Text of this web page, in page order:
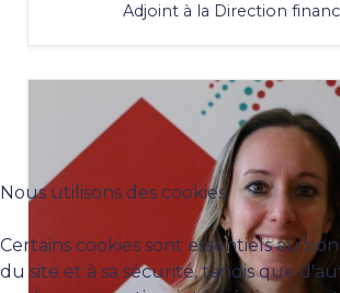
Adjoint à la Direction
Nous utilisons des cookies
Certains cookies sont essentiels au
du site et à sa sécurité, tandis que